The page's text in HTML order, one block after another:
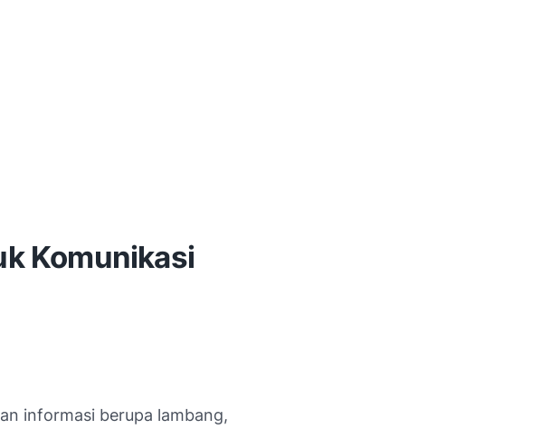
Komunikasi
informasi berupa lambang,